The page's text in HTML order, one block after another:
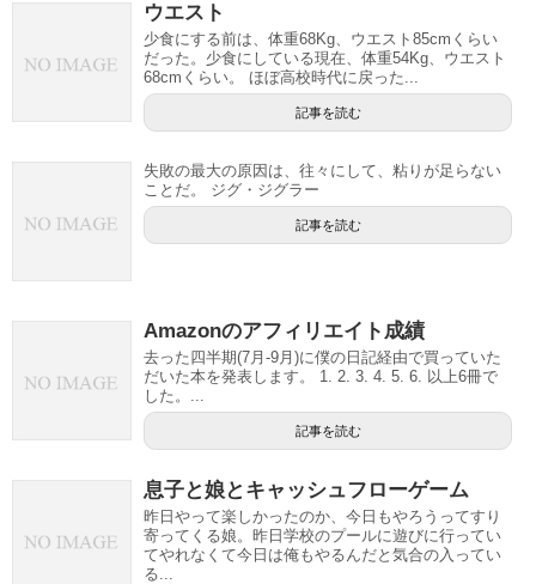
ウエスト
少食にする前は、体重68Kg、ウエスト85cmくらい
だった。少食にしている現在、体重54Kg、ウエスト
68cmくらい。 ほぼ高校時代に戻った...
記事を読む
失敗の最大の原因は、往々にして、粘りが足らない
ことだ。 ジグ・ジグラー
記事を読む
Amazonのアフィリエイト成績
去った四半期(7月-9月)に僕の日記経由で買っていた
だいた本を発表します。 1. 2. 3. 4. 5. 6. 以上6冊で
した。...
記事を読む
息子と娘とキャッシュフローゲーム
昨日やって楽しかったのか、今日もやろうってすり
寄ってくる娘。昨日学校のプールに遊びに行ってい
てやれなくて今日は俺もやるんだと気合の入ってい
る...